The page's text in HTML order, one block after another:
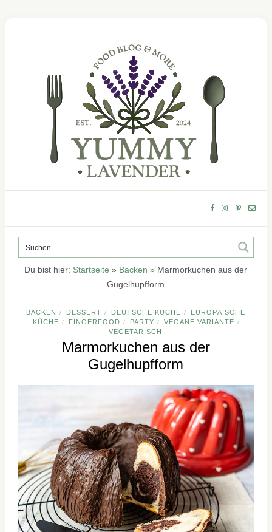
Du bist hier: Startseite » Backen » Marmorkuchen aus der
Gugelhupfform
BACKEN / DESSERT / DEUTSCHE KÜCHE /
EUROPÄISCHE
KÜCHE / FINGERFOOD / PARTY / VEGANE VARIANTE /
VEGETARISCH
Marmorkuchen aus der
Gugelhupfform